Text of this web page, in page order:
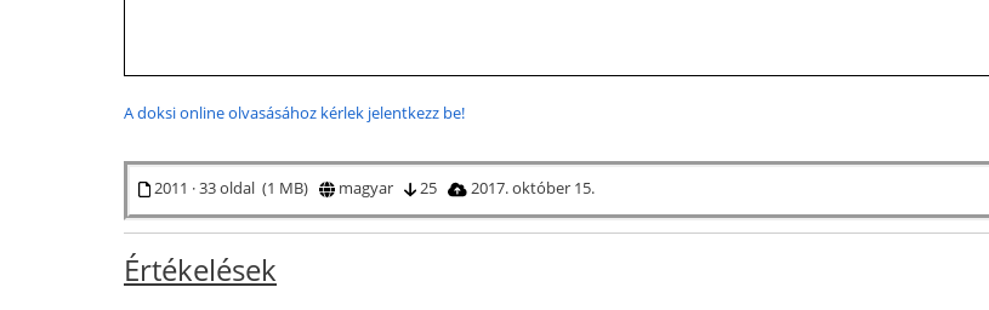
A doksi online olvasásához kérlek jelentkezz be!
2011 · 33 oldal (1 MB) magyar 25 2017. október 15.
Értékelések